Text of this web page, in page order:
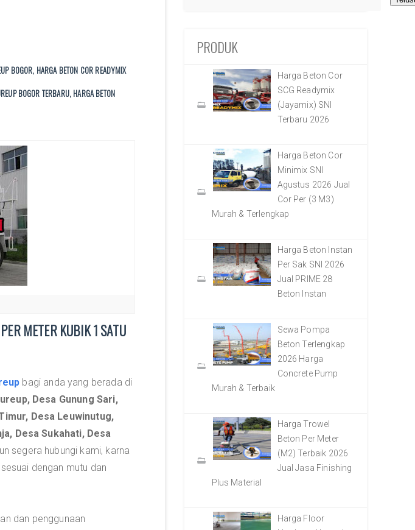
BOGOR, HARGA BETON COR READYMIX
BOGOR TERBARU, HARGA BETON
METER KUBIK 1 SATU
bagi anda yang berada di
Desa Gunung Sari,
Desa Leuwinutug,
Desa Sukahati, Desa
segera hubungi kami, karna
dengan mutu dan
dan penggunaan
PRODUK
Harga Beton Cor
SCG Readymix
(Jayamix) SNI
Terbaru 2026
Harga Beton Cor
Minimix SNI
Agustus 2026 Jual
Cor Per (3 M3)
Murah & Terlengkap
Harga Beton Instan
Per Sak SNI 2026
Jual PRIME 28
Beton Instan
Sewa Pompa
Beton Terlengkap
2026 Harga
Concrete Pump
Murah & Terbaik
Harga Trowel
Beton Per Meter
(M2) Terbaik 2026
Jual Jasa Finishing
Plus Material
Harga Floor